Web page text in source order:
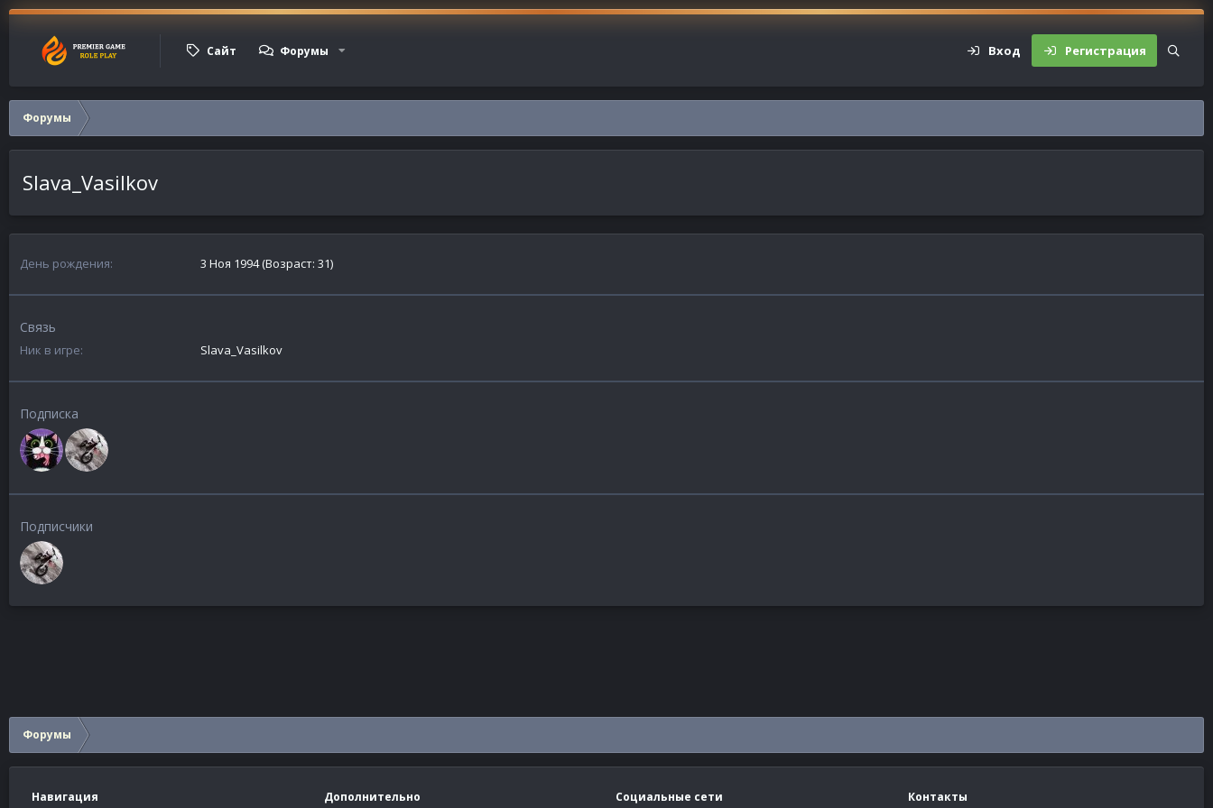
Сайт Форумы Вход Регистрация
Форумы
Slava_Vasilkov
День рождения 3 Ноя 1994 (Возраст: 31)
Связь
Ник в игре Slava_Vasilkov
Подписка
Подписчики
Форумы
Навигация Дополнительно Социальные сети Контакты